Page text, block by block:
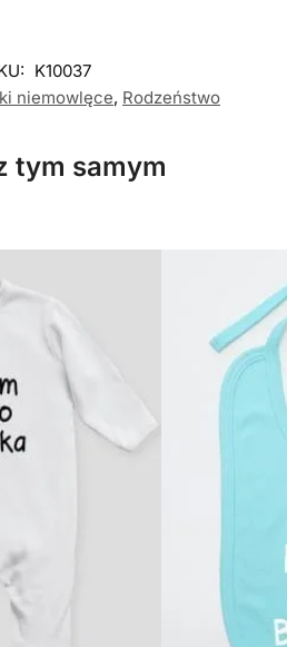
K10037
niemowlęce, Rodzeństwo
tym samym